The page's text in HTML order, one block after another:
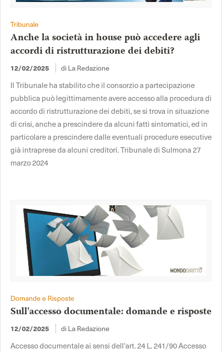
Tribunale
Anche la società in house può accedere agli
accordi di ristrutturazione dei debiti?
12/02/2025 di La Redazione
Il Tribunale ha stabilito che il consorzio a partecipazione
pubblica può legittimamente avere accesso alla procedura di
accordo di ristrutturazione dei debiti, se si trova in situazione
di crisi, anche a prescindere da alcuni fatti sintomatici, ed in
particolare a prescindere dalle eventuali procedure esecutive
già intraprese da alcuni creditori. Tribunale di Sulmona 27
marzo 2024
Domande e Risposte
Sull'accesso documentale: domande e risposte
12/02/2025 di La Redazione
Accesso documentale ai sensi dell'art. 24 L. 241/90 Accesso